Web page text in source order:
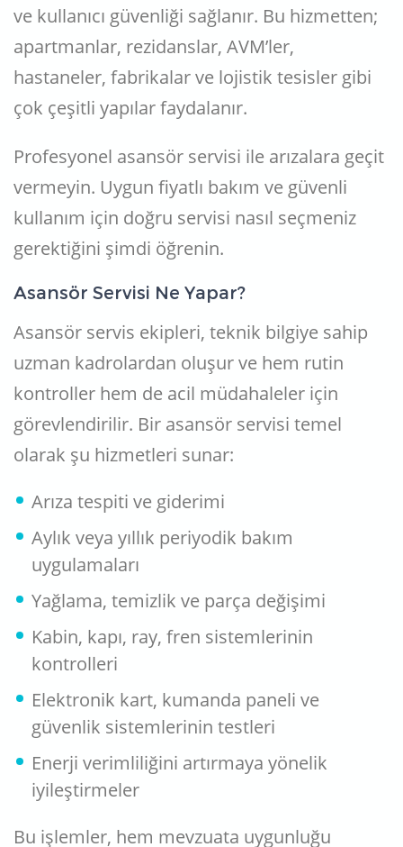
ve kullanıcı güvenliği sağlanır. Bu hizmetten;
apartmanlar, rezidanslar, AVM’ler,
hastaneler, fabrikalar ve lojistik tesisler gibi
çok çeşitli yapılar faydalanır.
Profesyonel asansör servisi ile arızalara geçit
vermeyin. Uygun fiyatlı bakım ve güvenli
kullanım için doğru servisi nasıl seçmeniz
gerektiğini şimdi öğrenin.
Asansör Servisi Ne Yapar?
Asansör servis ekipleri, teknik bilgiye sahip
uzman kadrolardan oluşur ve hem rutin
kontroller hem de acil müdahaleler için
görevlendirilir. Bir asansör servisi temel
olarak şu hizmetleri sunar:
Arıza tespiti ve giderimi
Aylık veya yıllık periyodik bakım
uygulamaları
Yağlama, temizlik ve parça değişimi
Kabin, kapı, ray, fren sistemlerinin
kontrolleri
Elektronik kart, kumanda paneli ve
güvenlik sistemlerinin testleri
Enerji verimliliğini artırmaya yönelik
iyileştirmeler
Bu işlemler, hem mevzuata uygunluğu